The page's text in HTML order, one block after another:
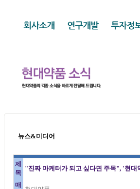
뉴스&미디어
제
목
"진짜 마케터가 되고 싶다면 주목", '현대
매